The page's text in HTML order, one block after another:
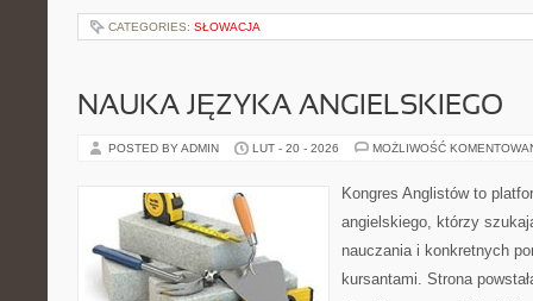
CATEGORIES: SŁOWACJA
NAUKA JĘZYKA ANGIELSKIEGO
POSTED BY ADMIN LUT - 20 - 2026 MOŻLIWOŚĆ
Kongres Anglistów to
angielskiego, którzy
nauczania i konkretnych
kursantami. Strona